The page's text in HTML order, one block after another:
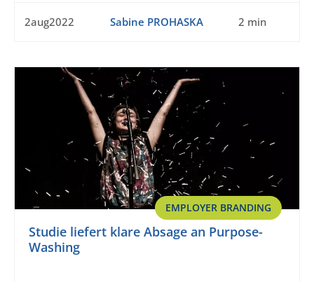
2aug2022 Sabine PROHASKA 2 min
EMPLOYER BRANDING
Studie liefert klare Absage an Purpose-
Washing